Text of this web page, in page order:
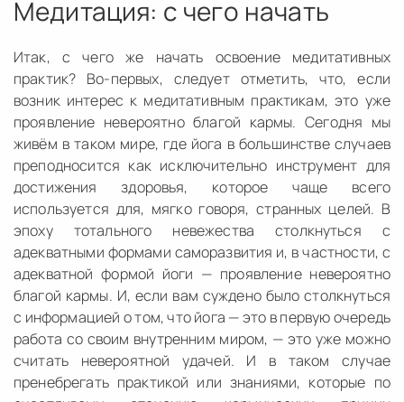
Медитация: с чего начать
Итак, с чего же начать освоение медитативных
практик? Во-первых, следует отметить, что, если
возник интерес к медитативным практикам, это уже
проявление невероятно благой кармы. Сегодня мы
живём в таком мире, где йога в большинстве случаев
преподносится как исключительно инструмент для
достижения здоровья, которое чаще всего
используется для, мягко говоря, странных целей. В
эпоху тотального невежества столкнуться с
адекватными формами саморазвития и, в частности, с
адекватной формой йоги — проявление невероятно
благой кармы. И, если вам суждено было столкнуться
с информацией о том, что йога — это в первую очередь
работа со своим внутренним миром, — это уже можно
считать невероятной удачей. И в таком случае
пренебрегать практикой или знаниями, которые по